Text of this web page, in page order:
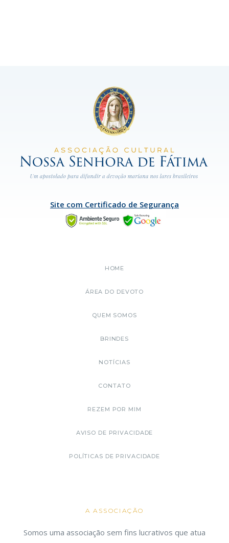
Site com Certificado de Segurança
HOME
ÁREA DO DEVOTO
QUEM SOMOS
BRINDES
NOTÍCIAS
CONTATO
REZEM POR MIM
AVISO DE PRIVACIDADE
POLÍTICAS DE PRIVACIDADE
A ASSOCIAÇÃO
Somos uma associação sem fins lucrativos que atua